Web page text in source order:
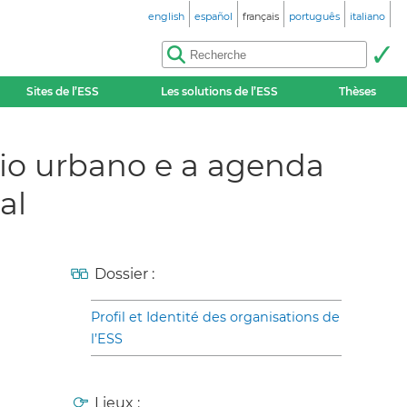
english español français português italiano
Sites de l’ESS Les solutions de l’ESS Thèses
urbano e a agenda
Dossier :
Profil et Identité des organisations de
l’ESS
Lieux :